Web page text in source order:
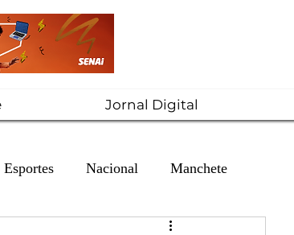
Jornal Digital
Esportes Nacional Manchete